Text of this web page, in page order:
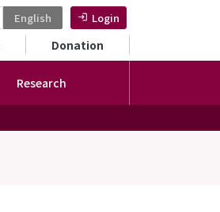
English Login
Donation
Research